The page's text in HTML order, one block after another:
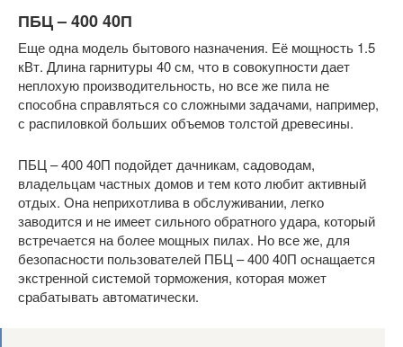
ПБЦ – 400 40П
Еще одна модель бытового назначения. Её мощность 1.5
кВт. Длина гарнитуры 40 см, что в совокупности дает
неплохую производительность, но все же пила не
способна справляться со сложными задачами, например,
с распиловкой больших объемов толстой древесины.
ПБЦ – 400 40П подойдет дачникам, садоводам,
владельцам частных домов и тем кото любит активный
отдых. Она неприхотлива в обслуживании, легко
заводится и не имеет сильного обратного удара, который
встречается на более мощных пилах. Но все же, для
безопасности пользователей ПБЦ – 400 40П оснащается
экстренной системой торможения, которая может
срабатывать автоматически.